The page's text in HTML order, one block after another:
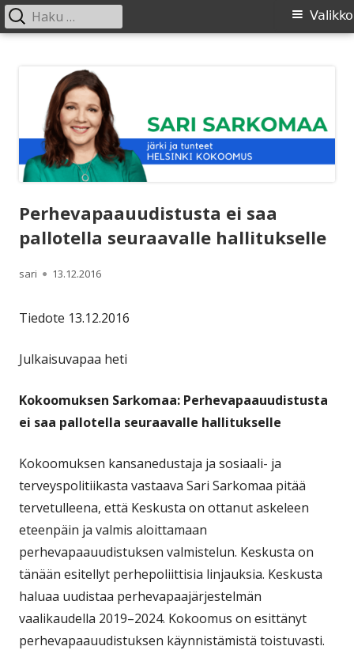
Ensisijainen
Valikko
Haku:
Perhevapaauudistusta ei saa
pallotella seuraavalle hallitukselle
Kirjoittaja
sari Julkaistu
13.12.2016
Tiedote 13.12.2016
Julkaisuvapaa heti
Kokoomuksen Sarkomaa: Perhevapaauudistusta
ei saa pallotella seuraavalle hallitukselle
Kokoomuksen kansanedustaja ja sosiaali- ja
terveyspolitiikasta vastaava Sari Sarkomaa pitää
tervetulleena, että Keskusta on ottanut askeleen
eteenpäin ja valmis aloittamaan
perhevapaauudistuksen valmistelun. Keskusta on
tänään esitellyt perhepoliittisia linjauksia. Keskusta
haluaa uudistaa perhevapaajärjestelmän
vaalikaudella 2019–2024. Kokoomus on esittänyt
perhevapaauudistuksen käynnistämistä toistuvasti.